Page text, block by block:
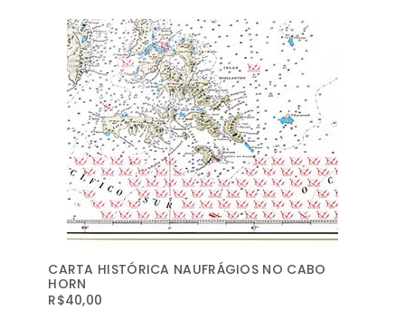
CARTA HISTÓRICA NAUFRÁGIOS NO CABO
HORN
R$40,00